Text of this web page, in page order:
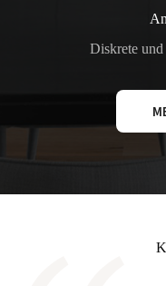
Diskrete